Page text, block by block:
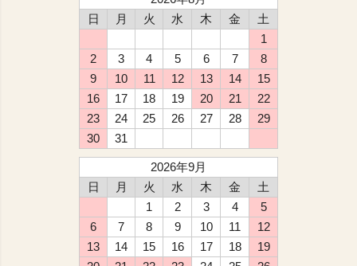
日
月 火 水 木 金
土
1
2
3 4 5 6 7
8
9
10 11 12 13 14
15
16
17 18 19 20 21
22
23
24 25 26 27 28
29
30
31
2026年9月
日
月 火 水 木 金
土
1
2 3 4
5
6
7 8 9 10 11
12
13
14 15 16 17 18
19